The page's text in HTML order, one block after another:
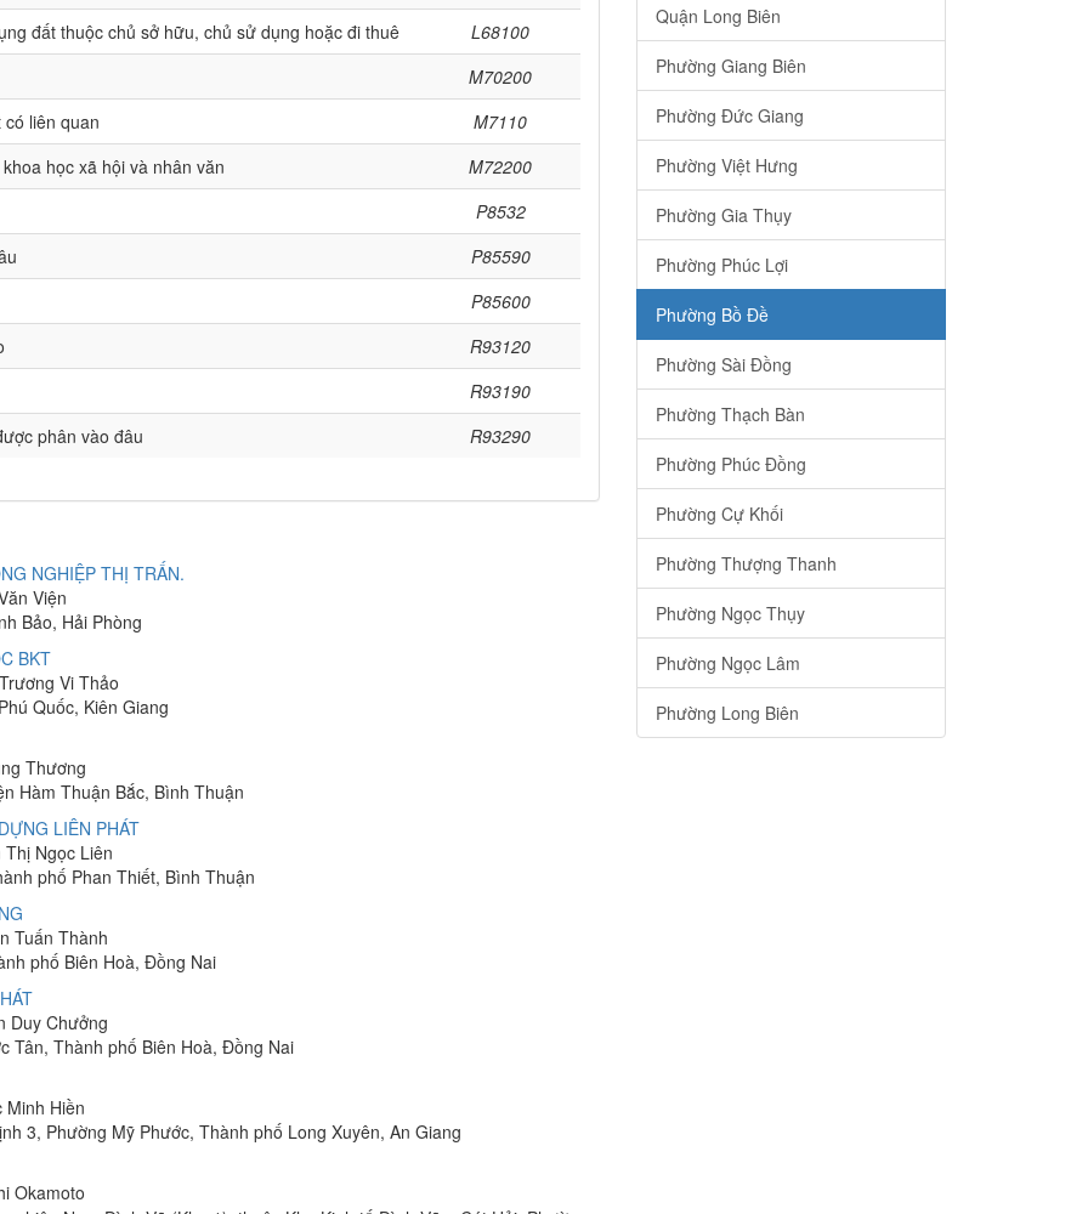
đất thuộc chủ sở hữu, chủ sử dụng hoặc đi thuê
L68100
M70200
liên quan
M7110
học xã hội và nhân văn
M72200
P8532
P85590
P85600
R93120
R93190
phân vào đâu R93290
NGHIỆP THỊ TRẤN.
Viện
Bảo, Hải Phòng
BKT
Vi Thảo
Quốc, Kiên Giang
Thương
Hàm Thuận Bắc, Bình Thuận
LIÊN PHÁT
Ngọc Liên
phố Phan Thiết, Bình Thuận
Tuấn Thành
phố Biên Hoà, Đồng Nai
Duy Chưởng
Tân, Thành phố Biên Hoà, Đồng Nai
Minh Hiền
3, Phường Mỹ Phước, Thành phố Long Xuyên, An Giang
Okamoto
Quận Long Biên
Phường Giang Biên
Phường Đức Giang
Phường Việt Hưng
Phường Gia Thụy
Phường Phúc Lợi
Phường Bồ Đề
Phường Sài Đồng
Phường Thạch Bàn
Phường Phúc Đồng
Phường Cự Khối
Phường Thượng Thanh
Phường Ngọc Thụy
Phường Ngọc Lâm
Phường Long Biên